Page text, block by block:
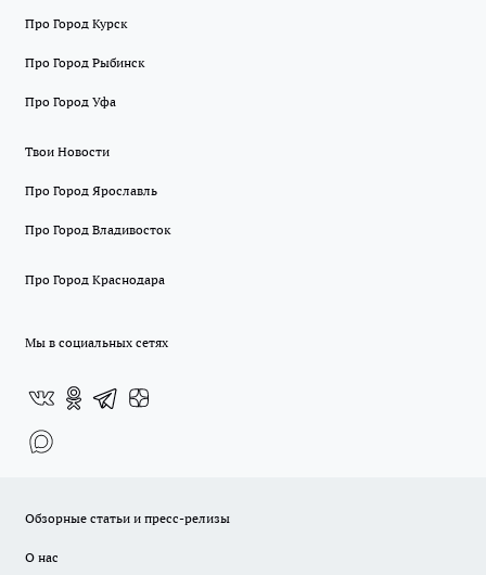
Про Город Курск
Про Город Рыбинск
Про Город Уфа
Твои Новости
Про Город Ярославль
Про Город Владивосток
Про Город Краснодара
Мы в социальных сетях
Обзорные статьи и пресс-релизы
О нас